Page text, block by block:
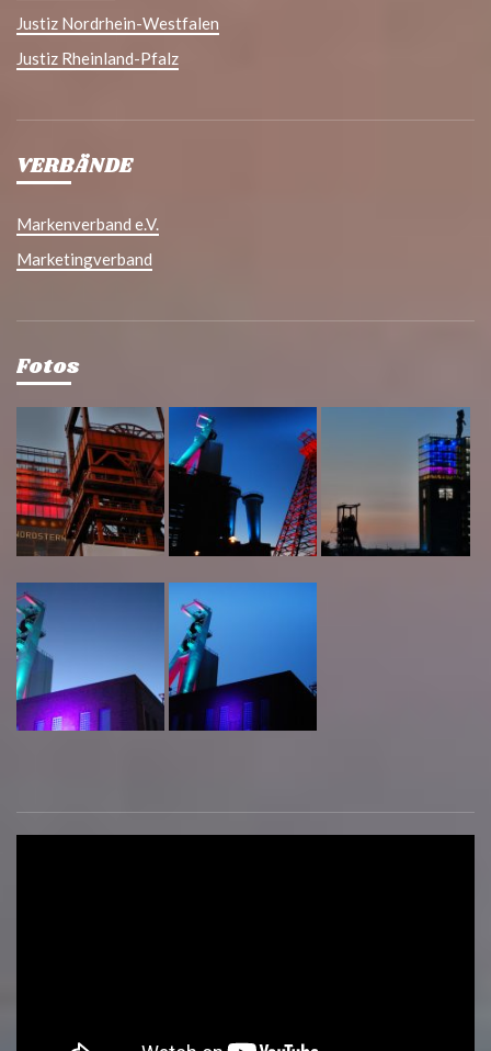
Justiz Nordrhein-Westfalen
Justiz Rheinland-Pfalz
VERBÄNDE
Markenverband e.V.
Marketingverband
Fotos